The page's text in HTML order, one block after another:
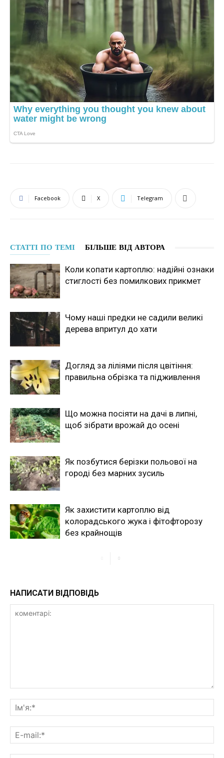
Facebook X Telegram
СТАТТІ ПО ТЕМІ БІЛЬШЕ ВІД АВТОРА
Коли копати картоплю: надійні ознаки
стиглості без помилкових прикмет
Чому наші предки не садили великі
дерева впритул до хати
Догляд за ліліями після цвітіння:
правильна обрізка та підживлення
Що можна посіяти на дачі в липні,
щоб зібрати врожай до осені
Як позбутися берізки польової на
городі без марних зусиль
Як захистити картоплю від
колорадського жука і фітофторозу
без крайнощів
НАПИСАТИ ВІДПОВІДЬ